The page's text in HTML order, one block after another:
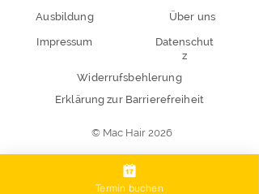
Ausbildung
Impressum
Über uns
Datenschut
z
Widerrufsbehlerung
Erklärung zur Barrierefreiheit
© Mac Hair 2026
Termin buchen